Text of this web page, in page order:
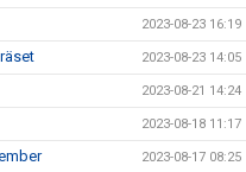
2023-08-23 16:19
2023-08-23 14:05
2023-08-21 14:24
2023-08-18 11:17
2023-08-17 08:25